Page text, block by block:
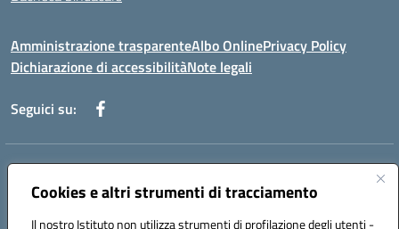
Cookies e altri strumenti di tracciamento
Il nostro Istituto non utilizza strumenti di profilazione degli utenti -
Amministrazione trasparenteAlbo OnlinePrivacy Policy
Dichiarazione di accessibilitàNote legali
Seguici su:
Indirizzo:
Centralino:0881234514 - 0881752614 - 0881719420